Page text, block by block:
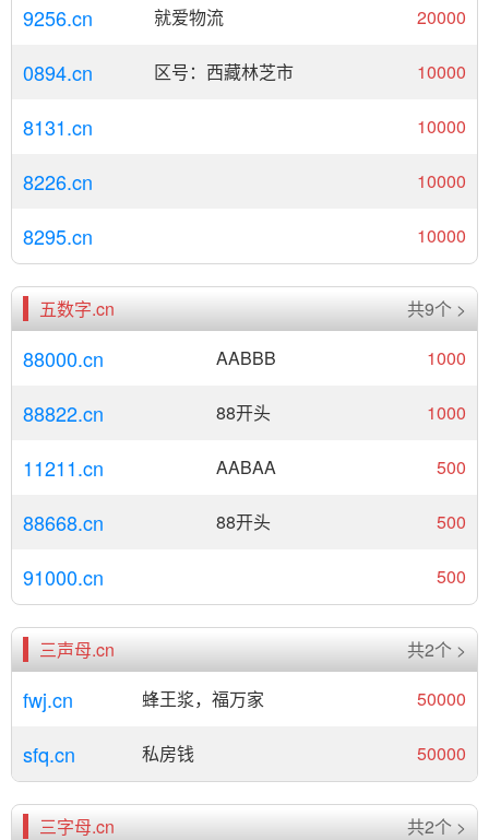
9256.cn 就爱物流 20000
0894.cn 区号：西藏林芝市 10000
8131.cn 10000
8226.cn 10000
8295.cn 10000
五数字.cn 共9个 >
88000.cn AABBB 1000
88822.cn 88开头 1000
11211.cn AABAA 500
88668.cn 88开头 500
91000.cn 500
三声母.cn 共2个 >
fwj.cn 蜂王浆，福万家 50000
sfq.cn 私房钱 50000
三字母.cn 共2个 >